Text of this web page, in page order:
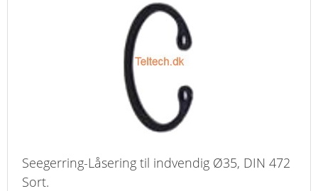
Seegerring-Låsering til indvendig Ø35, DIN 472
Sort.